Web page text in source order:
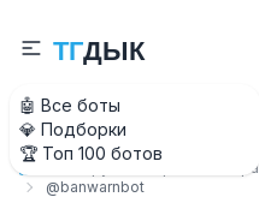
🤖 Все боты
💎 Подборки
🏆 Топ 100 ботов
ТГДЫК
Главная
@banwarnbot